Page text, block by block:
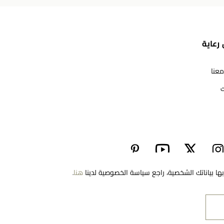
بياناتك الشخصية، راجع سياسة الخصوصية لدينا هنا.